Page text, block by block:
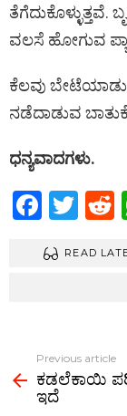
ವಲಸೆ ಹೋಗುವ
ಕೆಲವು
ನಡೆದಾಡುವ
ಧನ್ಯವಾದಗಳು.
F
ce
o
k
T
tt
READ
more
Previous article
ಕಡಲೆಕಾಯಿ
ಇದೆ